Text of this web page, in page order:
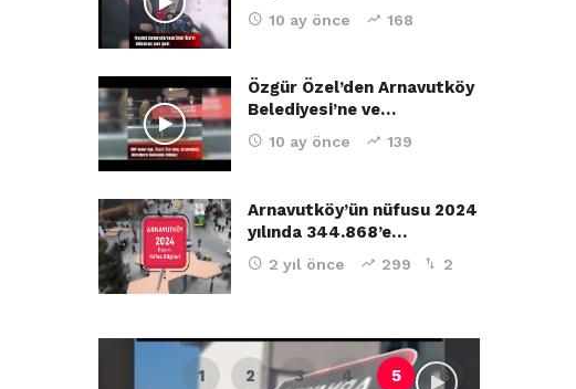
10 ay önce 168
Özgür Özel’den Arnavutköy
Belediyesi’ne ve…
10 ay önce 139
Arnavutköy’ün nüfusu 2024
yılında 344.868’e…
2 yıl önce 299 2